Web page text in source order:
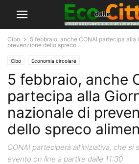
Cibo
5 febbraio, anche CONAI partecipa alla
prevenzione dello spreco...
Cibo Economia circolare
5 febbraio, anche
partecipa alla
nazionale di
dello spreco
CONAI parteciperà all’iniziativa, che si
evento on line a partire dalle 11:30